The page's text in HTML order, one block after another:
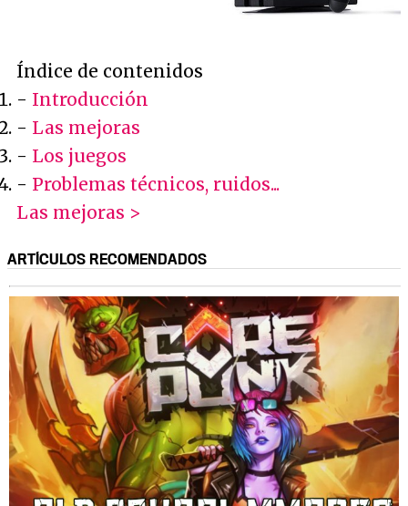
Índice de contenidos
- Introducción
- Las mejoras
- Los juegos
- Problemas técnicos, ruidos...
Las mejoras >
ARTÍCULOS RECOMENDADOS